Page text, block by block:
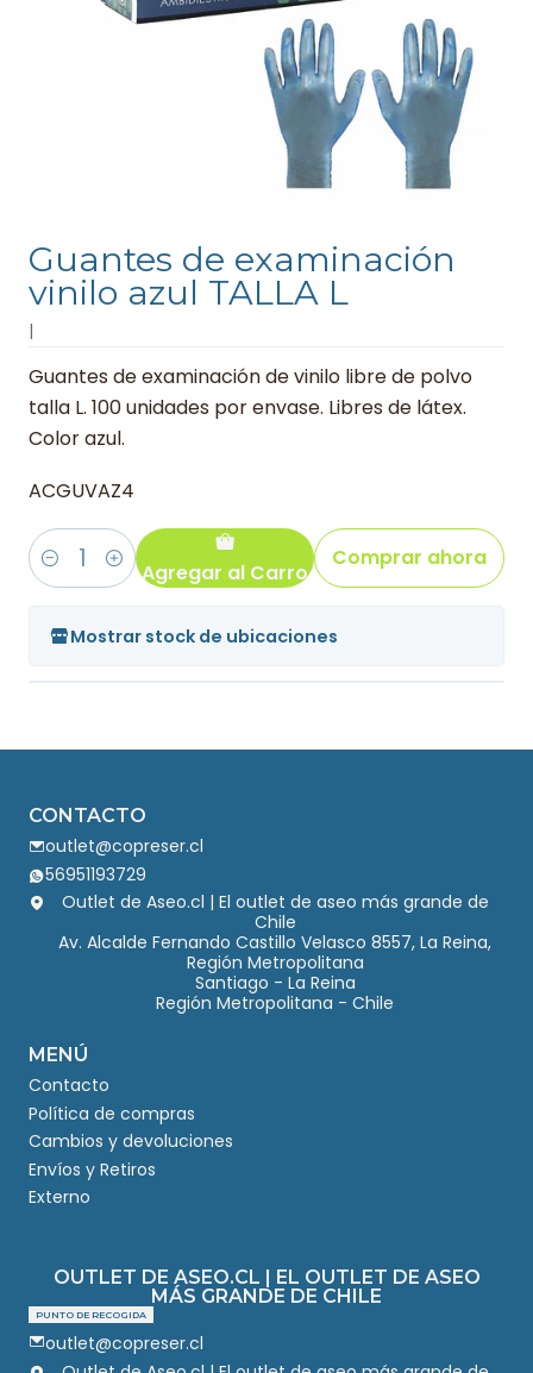
Guantes de examinación
vinilo azul TALLA L
|
Guantes de examinación de vinilo libre de polvo
talla L. 100 unidades por envase. Libres de látex.
Color azul.
ACGUVAZ4
Cantidad Agregar al Carro
Comprar ahora
Mostrar stock de ubicaciones
CONTACTO
outlet@copreser.cl
56951193729
Outlet de Aseo.cl | El outlet de aseo más grande de
Chile
Av. Alcalde Fernando Castillo Velasco 8557, La Reina,
Región Metropolitana
Santiago - La Reina
Región Metropolitana - Chile
MENÚ
Contacto
Política de compras
Cambios y devoluciones
Envíos y Retiros
Externo
OUTLET DE ASEO.CL | EL OUTLET DE ASEO
MÁS GRANDE DE CHILE
PUNTO DE RECOGIDA
outlet@copreser.cl